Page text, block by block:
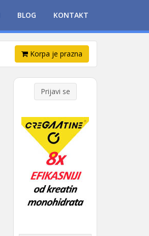
BLOG KONTAKT
Korpa je prazna
Prijavi se